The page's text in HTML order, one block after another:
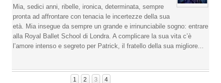
Mia, sedici anni, ribelle, ironica, determinata, sempre
pronta ad affrontare con tenacia le incertezze della sua
età. Mia insegue da sempre un grande e irrinunciabile sogno: entrare
alla Royal Ballet School di Londra. A complicare la sua vita c’è
l’amore intenso e segreto per Patrick, il fratello della sua migliore...
1 2 3 4